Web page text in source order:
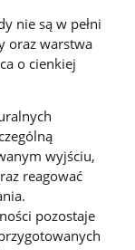
nie są w pełni
oraz warstwa
o cienkiej
wyjściu,
reagować
pozostaje